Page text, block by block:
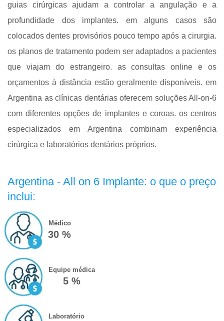
guias cirúrgicas ajudam a controlar a angulação e a
profundidade dos implantes. em alguns casos são
colocados dentes provisórios pouco tempo após a cirurgia.
os planos de tratamento podem ser adaptados a pacientes
que viajam do estrangeiro. as consultas online e os
orçamentos à distância estão geralmente disponíveis. em
Argentina as clínicas dentárias oferecem soluções All-on-6
com diferentes opções de implantes e coroas. os centros
especializados em Argentina combinam experiência
cirúrgica e laboratórios dentários próprios.
Argentina - All on 6 Implante: o que o preço
inclui:
Médico
30 %
Equipe médica
5 %
Laboratório